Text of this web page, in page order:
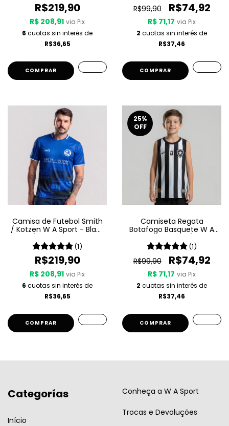
R$219,90
R$ 208,91 via Pix
6 cuotas sin interés de
R$36,65
COMPRAR
R$99,90 R$74,92
R$ 71,17 via Pix
2 cuotas sin interés de
R$37,46
COMPRAR
Camisa de Futebol Smith
/ Kotzen W A Sport - Black
(1)
R$219,90
R$ 208,91 via Pix
6 cuotas sin interés de
R$36,65
COMPRAR
25%
OFF
Camiseta Regata
Botafogo Basquete W A
Listrada (1)
R$99,90 R$74,92
R$ 71,17 via Pix
2 cuotas sin interés de
R$37,46
COMPRAR
Categorías
Início
Conheça a W A Sport
Trocas e Devoluções